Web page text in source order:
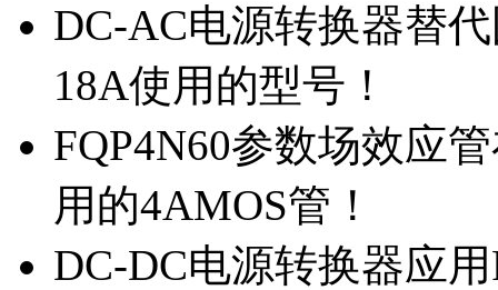
DC-AC电源转换器替
18A使用的型号！
FQP4N60参数场效应
用的4AMOS管！
DC-DC电源转换器应